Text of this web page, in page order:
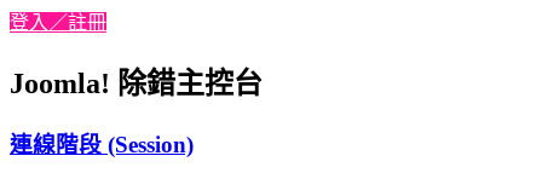
登入／註冊
Joomla! 除錯主控台
連線階段 (Session)